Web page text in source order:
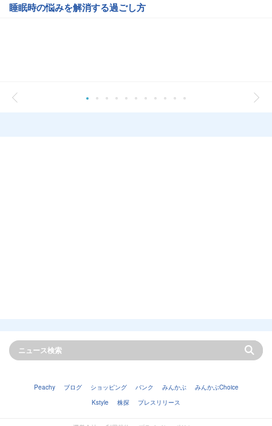
睡眠時の悩みを解消する過ごし方
Peachy ブログ ショッピング バンク みんかぶ
みんかぶChoice
Kstyle
株探 プレスリリース